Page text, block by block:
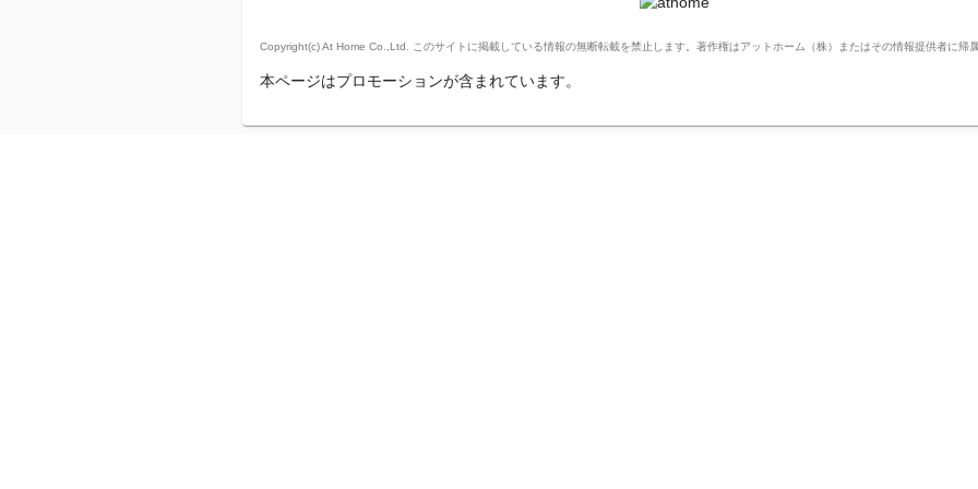
Copyright(c) At Home Co.,Ltd. このサイトに掲載している情報の無断転載を禁止します。著作権はアットホーム（株）またはその情報提供者に帰属
本ページはプロモーションが含まれています。